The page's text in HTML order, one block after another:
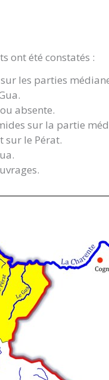
ont été constatés :
les parties
absente.
sur la partie
sur le Pérat.